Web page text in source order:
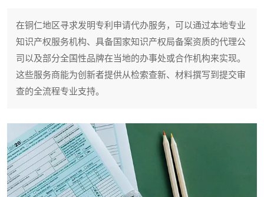
在铜仁地区寻求发明专利申请代办服务，可以通过本地专业
知识产权服务机构、具备国家知识产权局备案资质的代理公
司以及部分全国性品牌在当地的办事处或合作机构来实现。
这些服务商能为创新者提供从检索查新、材料撰写到提交审
查的全流程专业支持。